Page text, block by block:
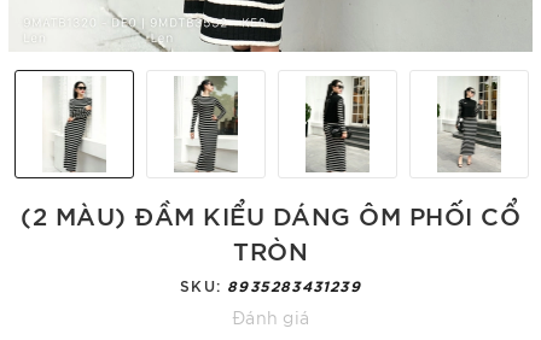
(2 MÀU) ĐẦM KIỂU DÁNG ÔM PHỐI CỔ
TRÒN
SKU: 8935283431239
Đánh giá